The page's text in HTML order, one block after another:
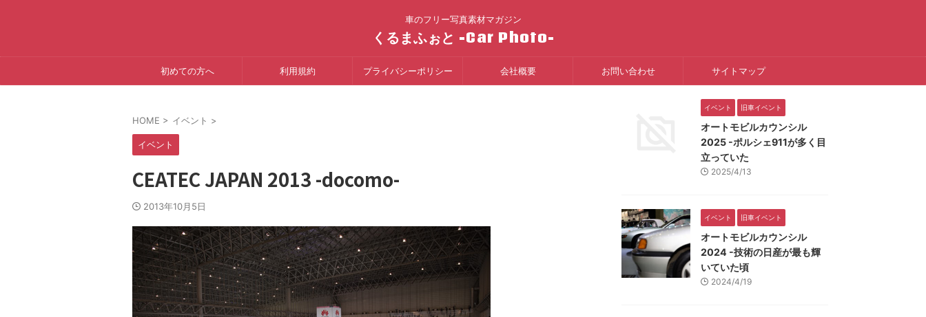
車のフリー写真素材マガジン
くるまふぉと -Car Photo-
初めての方へ 利用規約 プライバシーポリシー 会社概要 お問い合わせ サイトマップ
HOME > イベント >
イベント
CEATEC JAPAN 2013 -docomo-
2013年10月5日
イベント 旧車イベント
オートモビルカウンシル
2025 -ポルシェ911が多く目
立っていた
2025/4/13
イベント 旧車イベント
オートモビルカウンシル
2024 -技術の日産が最も輝
いていた頃
2024/4/19